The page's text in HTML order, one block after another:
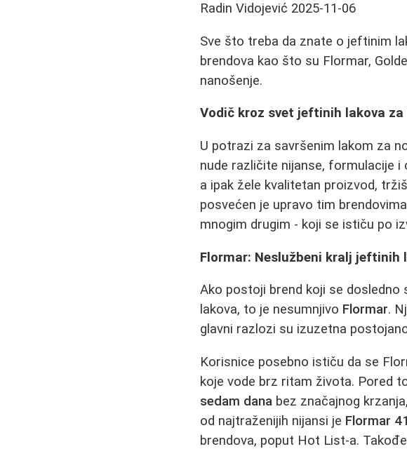
Radin Vidojević 2025-11-06
Sve što treba da znate o jeftinim
brendova kao što su Flormar,
nanošenje.
Vodič kroz svet jeftinih lakova
U potrazi za savršenim lakom za
nude različite nijanse, formulacije i
a ipak žele kvalitetan proizvod,
posvećen je upravo tim
mnogim drugim - koji se ističu po
Flormar: Neslužbeni kralj jeftinih
Ako postoji brend koji se dosledno
lakova, to je nesumnjivo Flormar.
glavni razlozi su izuzetna
Korisnice posebno ističu da se
koje vode brz ritam života. Pored
sedam dana bez značajnog
od najtraženijih nijansi je Flormar
brendova, poput Hot List-a.